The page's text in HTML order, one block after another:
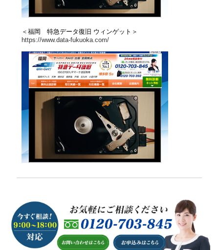
＜福岡 特急データ復旧 ウィンゲット＞
https://www.data-fukuoka.com/